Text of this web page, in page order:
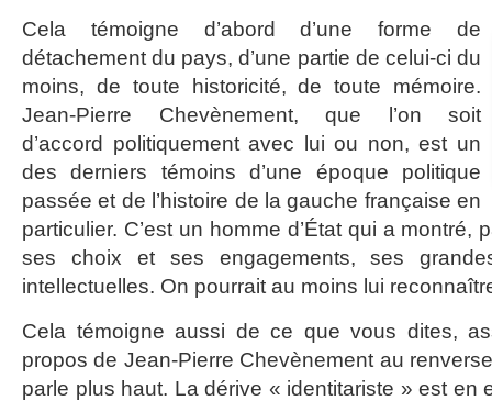
Cela témoigne d’abord d’une forme de
détachement du pays, d’une partie de celui-ci du
moins, de toute historicité, de toute mémoire.
Jean-Pierre Chevènement, que l’on soit
d’accord politiquement avec lui ou non, est un
des derniers témoins d’une époque politique
passée et de l’histoire de la gauche française en
particulier. C’est un homme d’État qui a montré,
ses choix et ses engagements, ses
intellectuelles. On pourrait au moins lui
Cela témoigne aussi de ce que vous dites,
propos de Jean-Pierre Chevènement au
parle plus haut. La dérive « identitariste » est en